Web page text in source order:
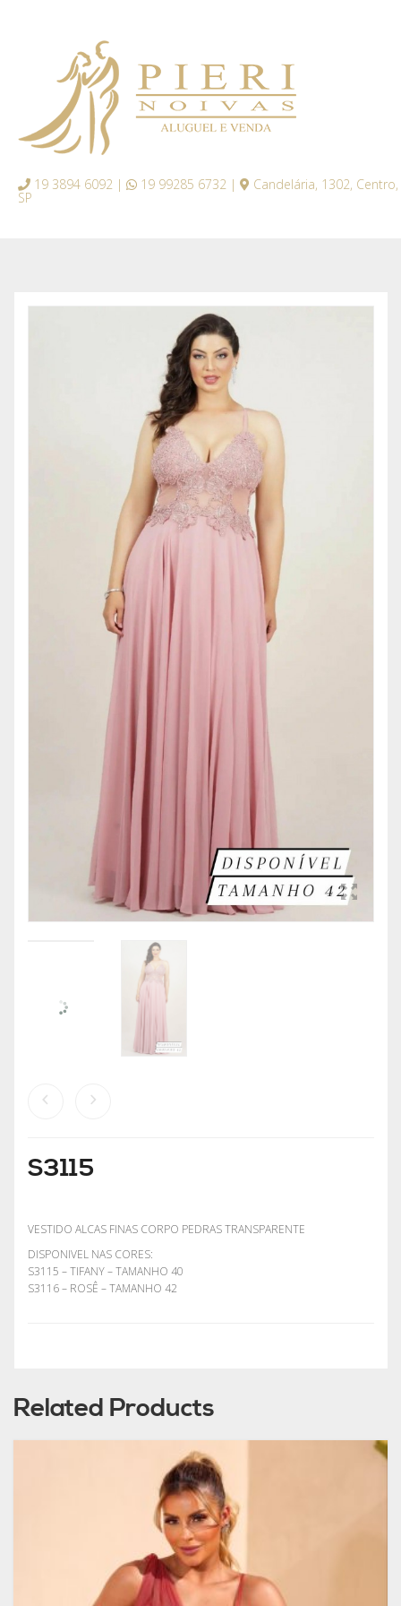
19 3894 6092 | 19 99285 6732 | Candelária, 1302,
SP
S3115
VESTIDO ALCAS FINAS CORPO PEDRAS TRANSPARENTE
DISPONIVEL NAS CORES:
S3115 – TIFANY – TAMANHO 40
S3116 – ROSÊ – TAMANHO 42
Related Products